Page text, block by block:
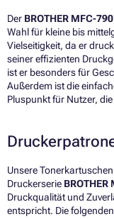
Der BROTHER MFC-
Wahl für kleine bis
Vielseitigkeit, da er
seiner effizienten
ist er besonders für
Außerdem ist die
Pluspunkt für Nutzer,
Unsere
Druckerserie BROTHER
Druckqualität und
entspricht. Die